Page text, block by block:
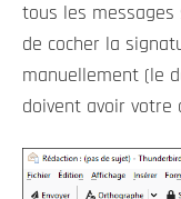
tous les messages
de cocher la
manuellement (le
doivent avoir votre